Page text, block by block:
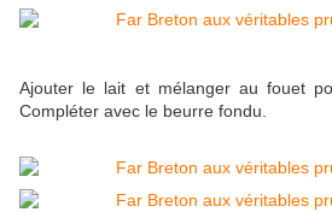
Ajouter le lait et mélanger au fouet
Compléter avec le beurre fondu.